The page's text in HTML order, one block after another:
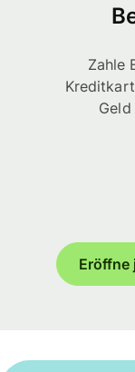
Zahle
Eröffne